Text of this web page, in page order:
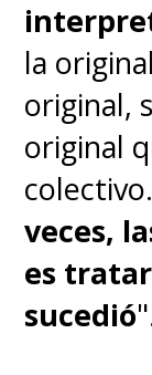
la
original,
original
colectivo.
veces,
es
sucedió